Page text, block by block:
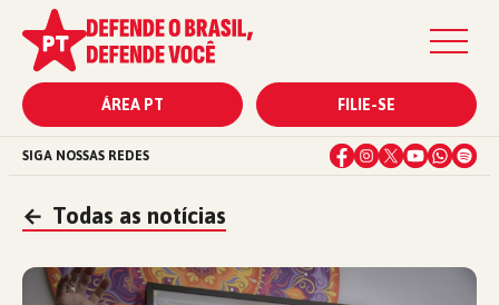
ÁREA PT FILIE-SE
SIGA NOSSAS REDES
← Todas as notícias